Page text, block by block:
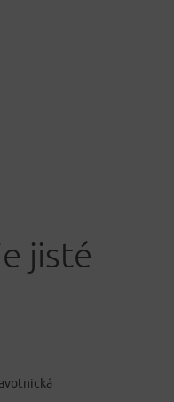
jisté